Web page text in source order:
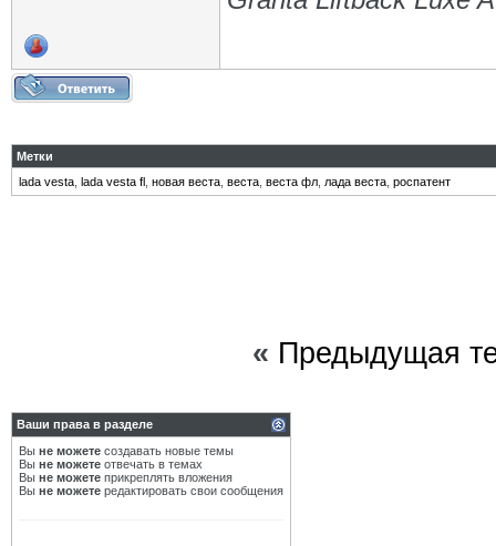
Метки
lada vesta lada vesta fl новая веста веста веста фл лада веста роспатент
« Предыдущая
Ваши права в разделе
Вы не можете создавать новые темы
Вы не можете отвечать в темах
Вы не можете прикреплять вложения
Вы не можете редактировать свои сообщения